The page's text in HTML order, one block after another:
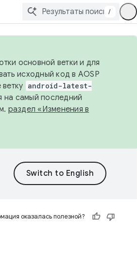
/
основной ветки и для
исходный код в AOSP
android-latest-
на самый последний
раздел «Изменения в
оказалась полезной?